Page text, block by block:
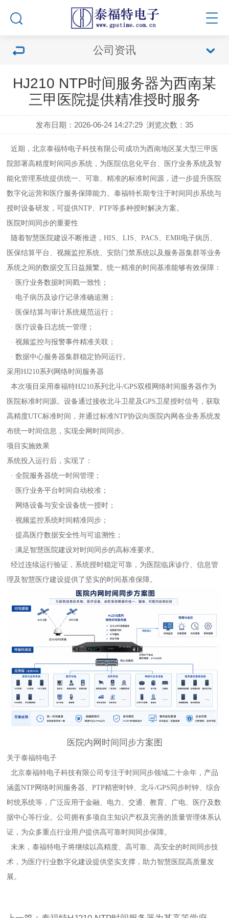
公司资讯
HJ210 NTP时间服务器为西南某
三甲医院提供精准授时服务
发布日期：2026-06-24 14:27:29 浏览次数：35
近期，北京泰福特电子科技有限公司成功为西南地区某大型三甲医
院部署高精度时间同步系统，为医院信息化平台、医疗业务系统及智
能化管理系统提供统一、可靠、精准的标准时间源，进一步提升医院
数字化运营和医疗服务保障能力。泰福特长期专注于时间同步系统与
授时设备研发，可提供NTP、PTP等多种授时解决方案。
医院时间同步的重要性
随着智慧医院建设不断推进，HIS、LIS、PACS、EMR电子病历、
医保结算平台、视频监控系统、安防门禁系统以及服务器集群等业务
系统之间的数据交互日益频繁。统一精准的时间基准能够有效保障：
· 医疗业务数据时间戳一致性；
· 电子病历及诊疗记录准确追溯；
· 医保结算与审计系统规范运行；
· 医疗设备日志统一管理；
· 视频监控与报警事件精准关联；
· 数据中心服务器集群稳定协同运行。
采用HJ210系列网络时间服务器
本次项目采用泰福特HJ210系列北斗/GPS双模网络时间服务器作为
医院标准时间源。设备通过接收北斗卫星及GPS卫星授时信号，获取
高精度UTC标准时间，并通过标准NTP协议向医院内网各业务系统发
布统一时间信息，实现全网时间同步。
项目实施效果
系统投入运行后，实现了：
· 全院服务器统一时间管理；
· 医疗业务平台时间自动校准；
· 网络设备与安全设备统一授时；
· 视频监控系统时间精准同步；
· 提高医疗数据安全性与可追溯性；
· 满足智慧医院建设对时间同步的高标准要求。
经过连续运行验证，系统授时稳定可靠，为医院临床诊疗、信息管
理及智慧医疗建设提供了坚实的时间基准保障。
医院内网时间同步方案图
关于泰福特电子
北京泰福特电子科技有限公司专注于时间同步领域二十余年，产品
涵盖NTP网络时间服务器、PTP精密时钟、北斗/GPS同步时钟、综合
时统系统等，广泛应用于金融、电力、交通、教育、广电、医疗及数
据中心等行业。公司拥有多项自主知识产权及完善的质量管理体系认
证，为众多重点行业用户提供高可靠时间同步保障。
未来，泰福特电子将继续以高精度、高可靠、高安全的时间同步技
术，为医疗行业数字化建设提供坚实支撑，助力智慧医院高质量发
展。